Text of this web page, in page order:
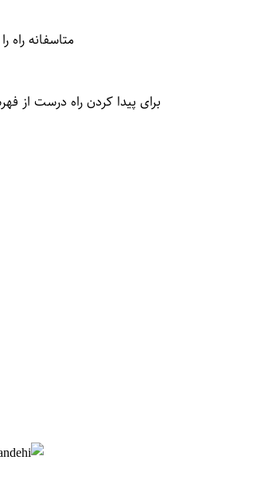
متاسفانه راه
برای پیدا کردن راه درست از